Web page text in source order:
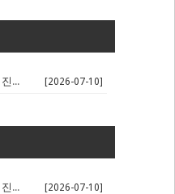
🌍 경기 AI 스타트업 해외 진출 판... [2026-07-10]
🌍 경기 AI 스타트업 해외 진출 판... [2026-07-10]